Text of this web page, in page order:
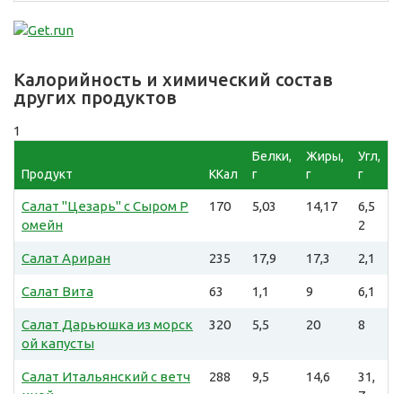
Калорийность и химический состав
других продуктов
1
Продукт ККал
Белки,
г
Жиры,
г
Угл,
г
Салат "Цезарь" с Сыром Р
омейн
170 5,03 14,17
6,5
2
Салат Ариран 235 17,9 17,3 2,1
Салат Вита 63 1,1 9 6,1
Салат Дарьюшка из морск
ой капусты
320 5,5 20 8
Салат Итальянский с ветч
288 9,5 14,6
31,